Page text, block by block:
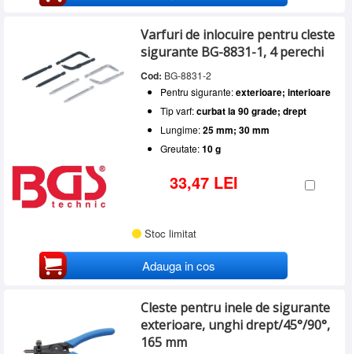
Varfuri de inlocuire pentru cleste
sigurante BG-8831-1, 4 perechi
Cod: BG-8831-2
Pentru sigurante:exterioare; interioare
Tip varf:curbat la 90 grade; drept
Lungime:25 mm; 30 mm
Greutate:10 g
33,47 LEI
Stoc limitat
Adauga in cos
Cleste pentru inele de sigurante
exterioare, unghi drept/45°/90°,
165 mm